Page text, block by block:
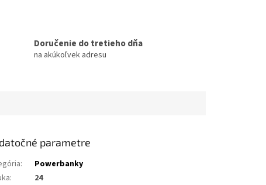
Doručenie do tretieho dňa
na akúkoľvek adresu
parametre
:
Powerbanky
: 24